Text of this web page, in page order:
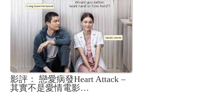
影評： 戀愛病發Heart Attack –
其實不是愛情電影…